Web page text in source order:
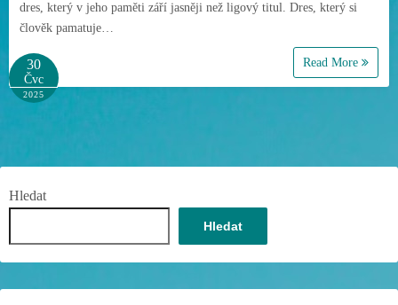
dres, který v jeho paměti září jasněji než ligový titul. Dres, který si
člověk pamatuje…
Read More
30
Čvc
2025
Hledat
Hledat